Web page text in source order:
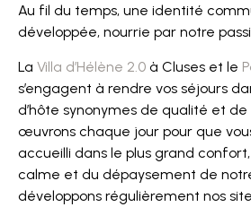
Au fil du temps, une identité
développée, nourrie par notre
La Villa d’Hélène 2.0 à Cluses et le
s’engagent à rendre vos séjours
d’hôte synonymes de qualité et
œuvrons chaque jour pour que
accueilli dans le plus grand
calme et du dépaysement de
développons régulièrement nos